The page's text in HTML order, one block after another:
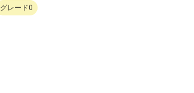
グレード0